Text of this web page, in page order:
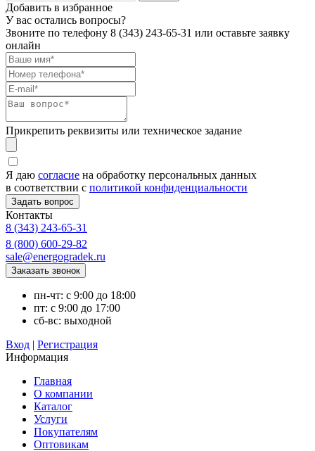
Добавить в избранное
У вас остались вопросы?
Звоните по телефону 8 (343) 243-65-31 или оставьте заявку
онлайн
Прикрепить реквизиты или техническое задание
Я даю согласие на обработку персональных данных
в соответствии с политикой конфиденциальности
Контакты
8 (343) 243-65-31
8 (800) 600-29-82
sale@energogradek.ru
пн-чт: с 9:00 до 18:00
пт: с 9:00 до 17:00
сб-вс: выходной
Вход | Регистрация
Информация
Главная
О компании
Каталог
Услуги
Покупателям
Оптовикам